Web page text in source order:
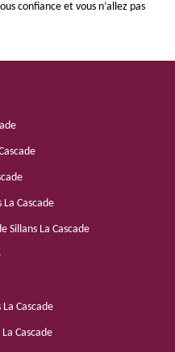
confiance et vous n’allez pas
Cascade
Sillans La Cascade
Cascade
Cascade